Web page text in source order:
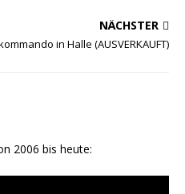
NÄCHSTER
in Halle (AUSVERKAUFT)
2006 bis heute: